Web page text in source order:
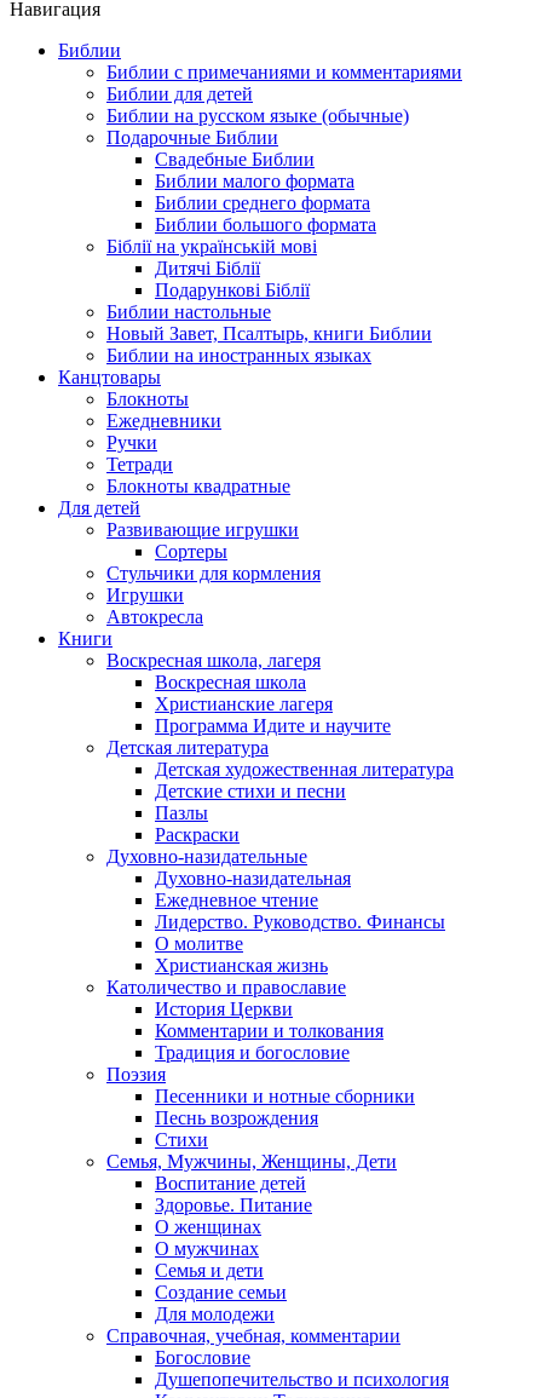
Навигация
Библии
Библии с примечаниями и комментариями
Библии для детей
Библии на русском языке (обычные)
Подарочные Библии
Свадебные Библии
Библии малого формата
Библии среднего формата
Библии большого формата
Біблії на українській мові
Дитячі Біблії
Подарункові Біблії
Библии настольные
Новый Завет, Псалтырь, книги Библии
Библии на иностранных языках
Канцтовары
Блокноты
Ежедневники
Ручки
Тетради
Блокноты квадратные
Для детей
Развивающие игрушки
Сортеры
Стульчики для кормления
Игрушки
Автокресла
Книги
Воскресная школа, лагеря
Воскресная школа
Христианские лагеря
Программа Идите и научите
Детская литература
Детская художественная литература
Детские стихи и песни
Пазлы
Раскраски
Духовно-назидательные
Духовно-назидательная
Ежедневное чтение
Лидерство. Руководство. Финансы
О молитве
Христианская жизнь
Католичество и православие
История Церкви
Комментарии и толкования
Традиция и богословие
Поэзия
Песенники и нотные сборники
Песнь возрождения
Стихи
Семья, Мужчины, Женщины, Дети
Воспитание детей
Здоровье. Питание
О женщинах
О мужчинах
Семья и дети
Создание семьи
Для молодежи
Справочная, учебная, комментарии
Богословие
Душепопечительство и психология